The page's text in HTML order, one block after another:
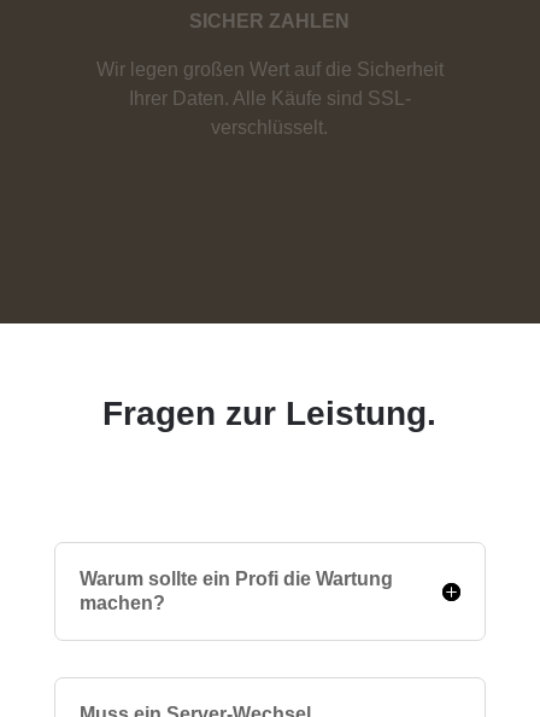
SICHER ZAHLEN
Wir legen großen Wert auf die Sicherheit
Ihrer Daten. Alle Käufe sind SSL-
verschlüsselt.
Fragen zur Leistung.
Warum sollte ein Profi die Wartung
machen?